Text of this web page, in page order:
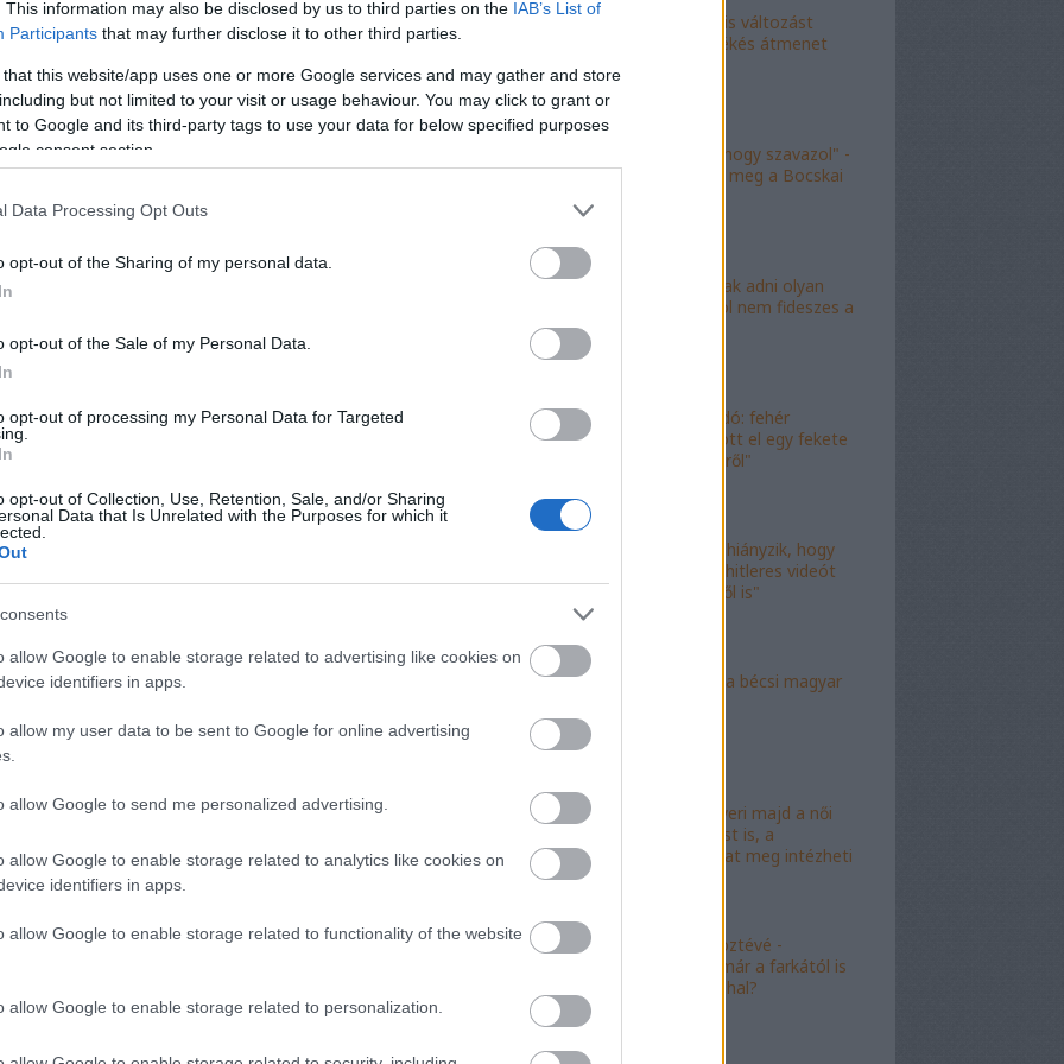
This information may also be disclosed by us to third parties on the IAB’s List of
Participants that may further disclose it to other third parties.
that this website/app uses one or more Google services and may gather and store
but not limited to your visit or usage behaviour. You may click to grant or
to Google and its third-party tags to use your data for below specified purposes
consent section.
Data Processing Opt Outs
opt-out of the Sharing of my personal data.
opt-out of the Sale of my Personal Data.
opt-out of processing my Personal Data for Targeted
opt-out of Collection, Use, Retention, Sale, and/or Sharing
Data that Is Unrelated with the Purposes for which it
allow Google to enable storage related to advertising like cookies on
identifiers in apps.
allow my user data to be sent to Google for online advertising
allow Google to send me personalized advertising.
allow Google to enable storage related to analytics like cookies on
identifiers in apps.
allow Google to enable storage related to functionality of the website
allow Google to enable storage related to personalization.
és Gyurcsányról beszélünk, szóval ezt a
utat: álláspontjuk szerint mindenki csináljon amit
munkájában a szavazáson, arról nem
és veszélyes kvótarendszer
népszavazásra, mikor nincs is jogi formában
a referendum,
megértette már, hogy nem vezetheti
ellenállása miatt.
hogy a Fidesz már több esetben EU-
"magánvélemények" formájában.
nem akar az MSZP kvótarendszert, és hogy a
megindokolni a referendum
videóta témában tegnap estéről.
az ne a szülinapom legyen. Béke az Olvasókkal!
49komment
népszavazás kvóta
"Kokó radikális változást
akart, én a békés átmenet
"Köszönöm, hogy szavazol" -
molinó jelent meg a Bocskai
"Lóf.szt fognak adni olyan
területre, ahol nem fideszes a
"Magyar híradó: fehér
gyereket lopott el egy fekete
férfi az erkélyről"
"Már csak az hiányzik, hogy
valami idióta hitleres videót
csináljon ebből is"
"Mély torok" a bécsi magyar
"Mészáros nyeri majd a női
kalapácsvetést is, a
kabalafigurákat meg intézheti
"Minőségi" köztévé -
hamarosan, már a farkától is
bűzleni fog a hal?